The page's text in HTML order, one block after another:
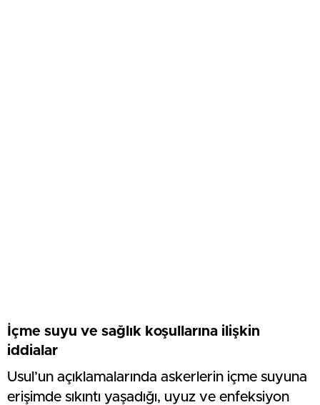
İçme suyu ve sağlık koşullarına ilişkin
iddialar
Usul’un açıklamalarında askerlerin içme suyuna
erişimde sıkıntı yaşadığı, uyuz ve enfeksiyon